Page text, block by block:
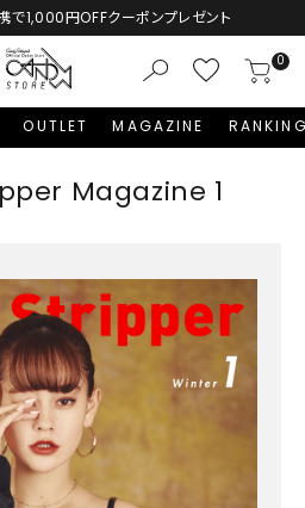
で1,000円OFFクーポンプレゼント
0
OUTLET MAGAZINE
Magazine 1